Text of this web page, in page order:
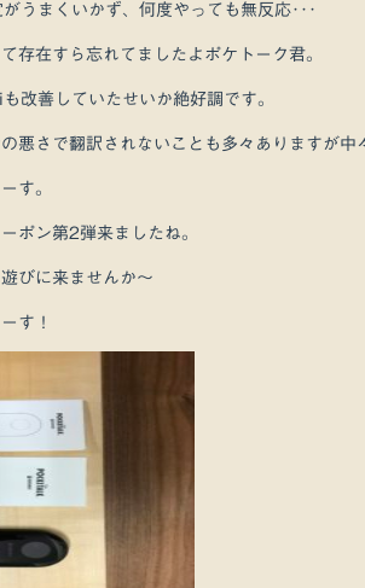
うまくいかず、何度やっても無反応･･･
存在すら忘れてましたよポケトーク君。
改善していたせいか絶好調です。
悪さで翻訳されないことも多々ありますが中
す。
ポン第2弾来ましたね。
びに来ませんか～
す！